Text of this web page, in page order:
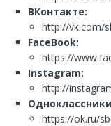
ВКонтакте:
http://vk.com/
FaceBook:
https://
Instagram:
http://
https://ok.ru/